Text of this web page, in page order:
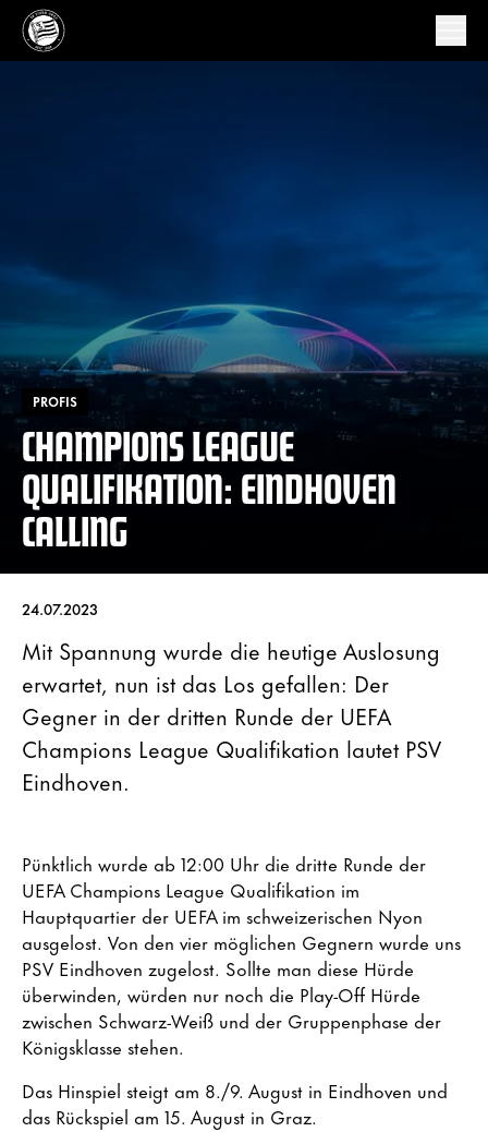
PROFIS
CHAMPIONS LEAGUE
QUALIFIKATION: EINDHOVEN
CALLING
24.07.2023
Mit Spannung wurde die heutige Auslosung
erwartet, nun ist das Los gefallen: Der
Gegner in der dritten Runde der UEFA
Champions League Qualifikation lautet PSV
Eindhoven.
Pünktlich wurde ab 12:00 Uhr die dritte Runde der
UEFA Champions League Qualifikation im
Hauptquartier der UEFA im schweizerischen Nyon
ausgelost. Von den vier möglichen Gegnern wurde uns
PSV Eindhoven zugelost. Sollte man diese Hürde
überwinden, würden nur noch die Play-Off Hürde
zwischen Schwarz-Weiß und der Gruppenphase der
Königsklasse stehen.
Das Hinspiel steigt am 8./9. August in Eindhoven und
das Rückspiel am 15. August in Graz.